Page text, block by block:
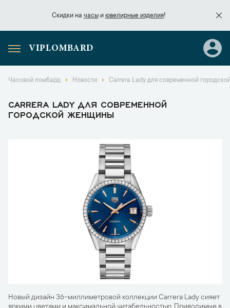
Скидки на часыи ювелирные изделия!
Скидки начасы
VIPLOMBARD
Часовой ломбард Новости Carrera Lady для современной
CARRERA LADY ДЛЯ СОВРЕМЕННОЙ
ГОРОДСКОЙ ЖЕНЩИНЫ
Новый дизайн 36-миллиметровой коллекции Carrera Lady сияет